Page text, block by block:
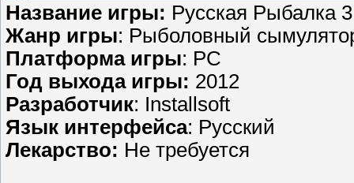
Название игры: Русская Рыбалка
Жанр игры: Рыболовный
Платформа игры: PC
Год выхода игры: 2012
Разработчик: Installsoft
Язык интерфейса: Русский
Лекарство: Не требуется